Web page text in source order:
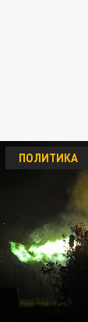
ПОЛИТИКА